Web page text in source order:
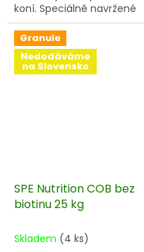
koní. Speciálně navržené
tak, aby
zachovalo
hlavu“ Vašeho koně a
podpořilotvorbu svalové
hmoty problematické
Granule
Nedodáváme
na Slovensko
SPE Nutrition COB bez
biotinu 25 kg
Skladem (4 ks)